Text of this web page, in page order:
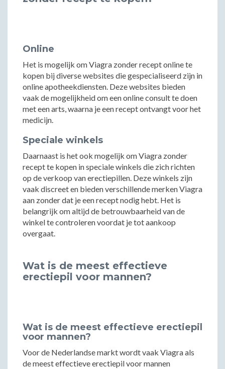
Online
Het is mogelijk om Viagra zonder recept online te
kopen bij diverse websites die gespecialiseerd zijn in
online apotheekdiensten. Deze websites bieden
vaak de mogelijkheid om een online consult te doen
met een arts, waarna je een recept ontvangt voor het
medicijn.
Speciale winkels
Daarnaast is het ook mogelijk om Viagra zonder
recept te kopen in speciale winkels die zich richten
op de verkoop van erectiepillen. Deze winkels zijn
vaak discreet en bieden verschillende merken Viagra
aan zonder dat je een recept nodig hebt. Het is
belangrijk om altijd de betrouwbaarheid van de
winkel te controleren voordat je tot aankoop
overgaat.
Wat is de meest effectieve
erectiepil voor mannen?
Wat is de meest effectieve erectiepil
voor mannen?
Voor de Nederlandse markt wordt vaak Viagra als
de meest effectieve erectiepil voor mannen